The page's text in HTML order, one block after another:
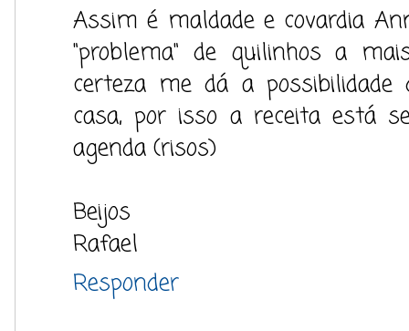
Assim é maldade e covardia
"problema" de quilinhos a
certeza me dá a
casa, por isso a receita está
agenda (risos)
Beijos
Rafael
Responder